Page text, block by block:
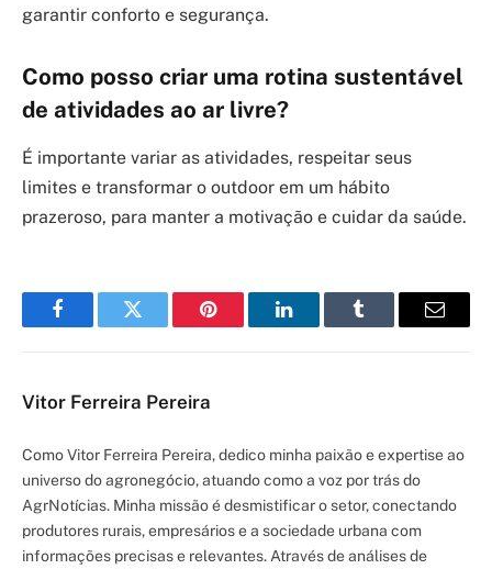
garantir conforto e segurança.
Como posso criar uma rotina sustentável
de atividades ao ar livre?
É importante variar as atividades, respeitar seus
limites e transformar o outdoor em um hábito
prazeroso, para manter a motivação e cuidar da saúde.
FacebookTwitter Pinterest LinkedInTumblr Email
Vitor Ferreira Pereira
Como Vitor Ferreira Pereira, dedico minha paixão e expertise ao
universo do agronegócio, atuando como a voz por trás do
AgrNotícias. Minha missão é desmistificar o setor, conectando
produtores rurais, empresários e a sociedade urbana com
informações precisas e relevantes. Através de análises de